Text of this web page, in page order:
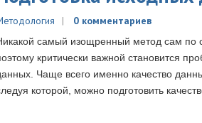
0 комментариев
самый изощренный метод сам по
критически важной становится
Чаще всего именно качество
которой, можно подготовить